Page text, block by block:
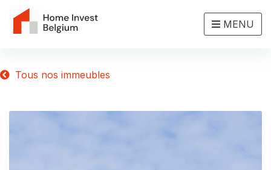
MENU
Tous nos immeubles